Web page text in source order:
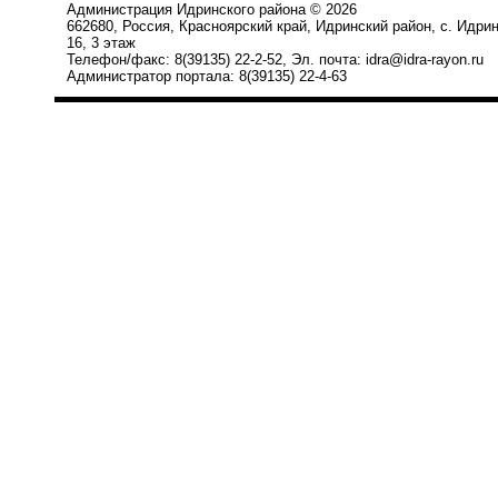
Администрация Идринского района © 2026
662680, Россия, Красноярский край, Идринский район, с.
16, 3 этаж
Телефон/факс: 8(39135) 22-2-52, Эл. почта: idra@idra-rayon.ru
Администратор портала: 8(39135) 22-4-63